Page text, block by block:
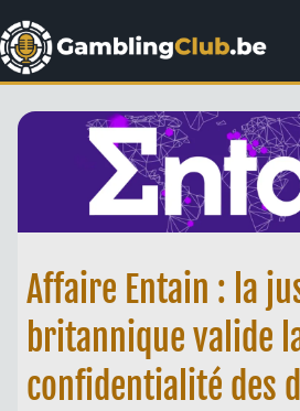
Affaire Entain : la
britannique valide
confidentialité des